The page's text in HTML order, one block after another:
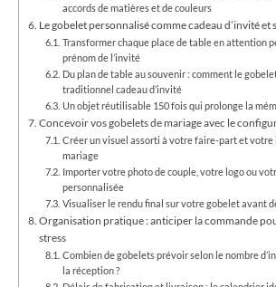
accords de matières et de couleurs
Le gobelet personnalisé comme cadeau d’invité et
Transformer chaque place de table en attention
prénom de l’invité
Du plan de table au souvenir : comment le
traditionnel cadeau d’invité
Un objet réutilisable 150 fois qui prolonge la
Concevoir vos gobelets de mariage avec le
Créer un visuel assorti à votre faire-part et
mariage
Importer votre photo de couple, votre logo ou
personnalisée
Visualiser le rendu final sur votre gobelet avant
Organisation pratique : anticiper la commande
stress
Combien de gobelets prévoir selon le nombre
la réception ?